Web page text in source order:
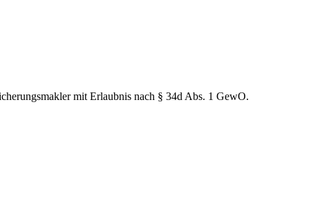
mit Erlaubnis nach § 34d Abs. 1 GewO.